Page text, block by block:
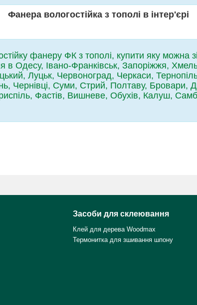
Фанера вологостійка з тополі в інтер'єрі
фанеру ФК з тополі, купити яку можна
в Одесу, Івано-Франківськ, Запоріжжя,
Луцьк, Червоноград, Черкаси,
Чернівці, Суми, Стрий, Полтаву, Бровари,
Фастів, Вишневе, Обухів, Калуш,
Засоби для склеювання
Клей для дерева Woodmax
Термонитка для зшивання шпону